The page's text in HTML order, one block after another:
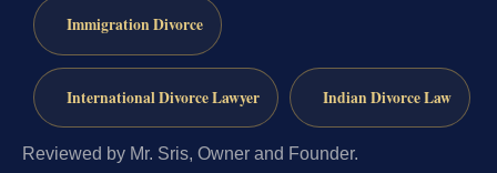
Immigration Divorce
International Divorce Lawyer Indian Divorce Law
Reviewed by Mr. Sris, Owner and Founder.